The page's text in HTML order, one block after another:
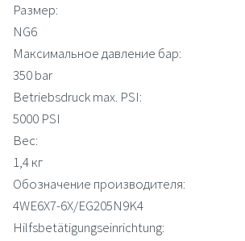
Размер:
NG6
Максимальное давление бар:
350 bar
Betriebsdruck max. PSI:
5000 PSI
Вес:
1,4 кг
Обозначение производителя:
4WE6X7-6X/EG205N9K4
Hilfsbetätigungseinrichtung: